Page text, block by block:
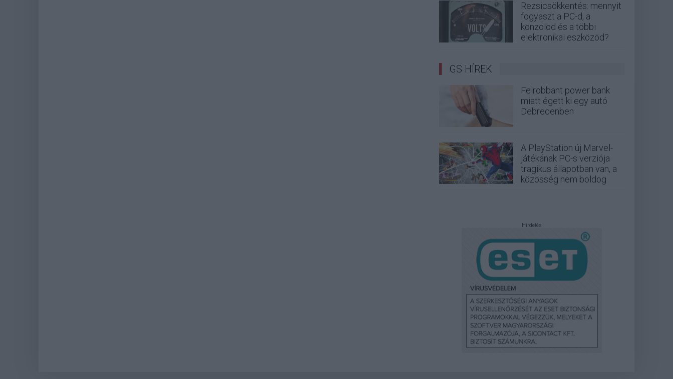
Rezsicsökkentés: mennyit
fogyaszt a PC-d, a
konzolod és a többi
elektronikai eszközöd?
GS HÍREK
Felrobbant power bank
miatt égett ki egy autó
Debrecenben
A PlayStation új Marvel-
játékának PC-s verziója
tragikus állapotban van, a
közösség nem boldog
Hirdetés